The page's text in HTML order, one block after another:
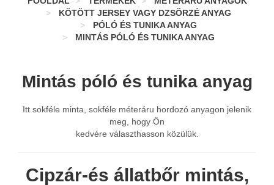
KÖTÖTT JERSEY VAGY DZSÖRZÉ ANYAG
PÓLÓ ÉS TUNIKA ANYAG
MINTÁS PÓLÓ ÉS TUNIKA ANYAG
Mintás póló és tunika anyag
Itt sokféle minta, sokféle méteráru hordozó anyagon jelenik
meg, hogy Ön
kedvére választhasson közülük.
Cipzár-és állatbőr mintás,